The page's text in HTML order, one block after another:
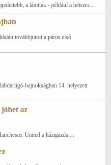
a látottak - például a hétszer...
továbbjutott a páros első
bajnokságban 14. helyezett
az
United a házigazda,...